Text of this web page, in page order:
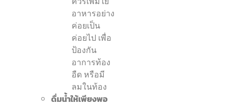
อาหารอย่าง
ค่อยเป็น
ค่อยไป เพื่อ
ป้องกัน
อาการท้อง
อืด หรือมี
ลมในท้อง
ดื่มน้ำให้เพียงพอ